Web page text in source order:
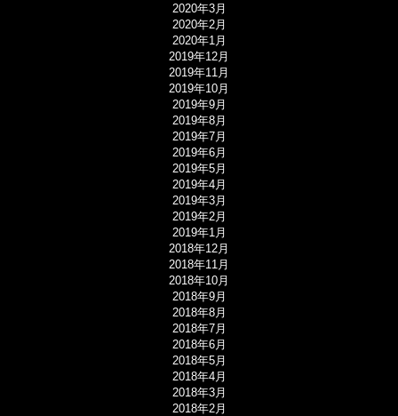
2020年3月
2020年2月
2020年1月
2019年12月
2019年11月
2019年10月
2019年9月
2019年8月
2019年7月
2019年6月
2019年5月
2019年4月
2019年3月
2019年2月
2019年1月
2018年12月
2018年11月
2018年10月
2018年9月
2018年8月
2018年7月
2018年6月
2018年5月
2018年4月
2018年3月
2018年2月